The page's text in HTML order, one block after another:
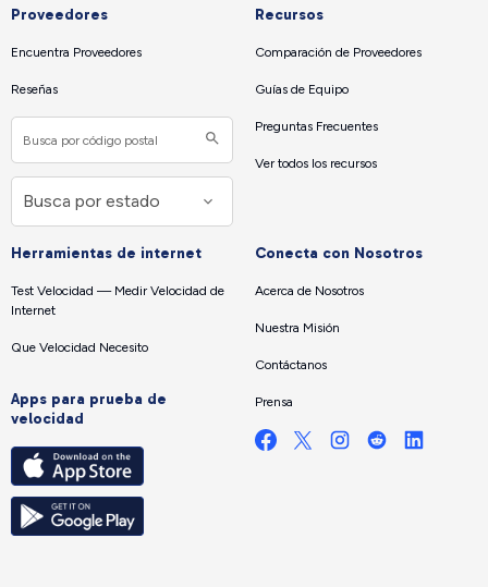
Proveedores
Encuentra Proveedores
Reseñas
Recursos
Comparación de Proveedores
Guías de Equipo
Preguntas Frecuentes
Ver todos los recursos
Herramientas de internet
Test Velocidad — Medir Velocidad de
Internet
Que Velocidad Necesito
Apps para prueba de
velocidad
Conecta con Nosotros
Acerca de Nosotros
Nuestra Misión
Contáctanos
Prensa